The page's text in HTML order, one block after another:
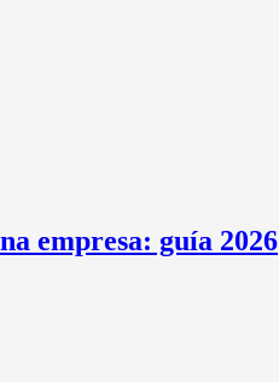
empresa: guía 2026